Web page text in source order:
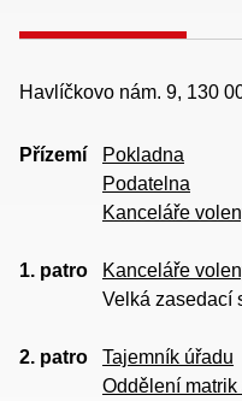
Havlíčkovo nám. 9, 130
Přízemí
Pokladna
Podatelna
Kanceláře
1. patro
Kanceláře
Velká zasedací
2. patro
Tajemník úřadu
Oddělení